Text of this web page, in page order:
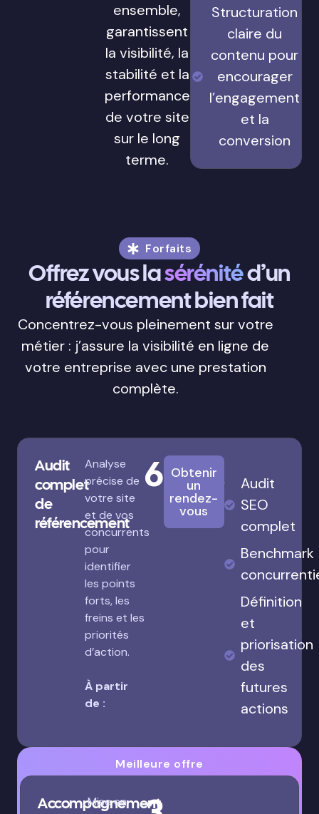
ensemble,
garantissent
la visibilité, la
stabilité et la
performance
de votre site
sur le long
terme.
Structuration
claire du
contenu pour
encourager
l’engagement
et la
conversion
Forfaits
Offrez vous lasérénitéd’un
référencement bien fait
Concentrez-vous pleinement sur votre
métier : j’assure la visibilité en ligne de
votre entreprise avec une prestation
complète.
Audit
complet
de
référencement
Analyse
précise de
votre site
et de vos
concurrents
pour
identifier
les points
forts, les
freins et les
priorités
d’action.
À partir
de :
680€
Obtenir
un
rendez-
vous
Audit
SEO
complet
Benchmark
Définition
et
priorisation
des
futures
actions
Meilleure offre
Accompagnement
Mise en